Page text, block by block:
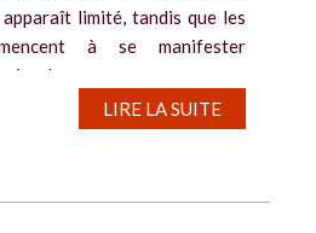
limité, tandis que les
à se manifester
du...